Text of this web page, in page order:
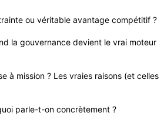
ou véritable avantage compétitif ?
la gouvernance devient le vrai moteur
à mission ? Les vraies raisons (et celles
parle-t-on concrètement ?